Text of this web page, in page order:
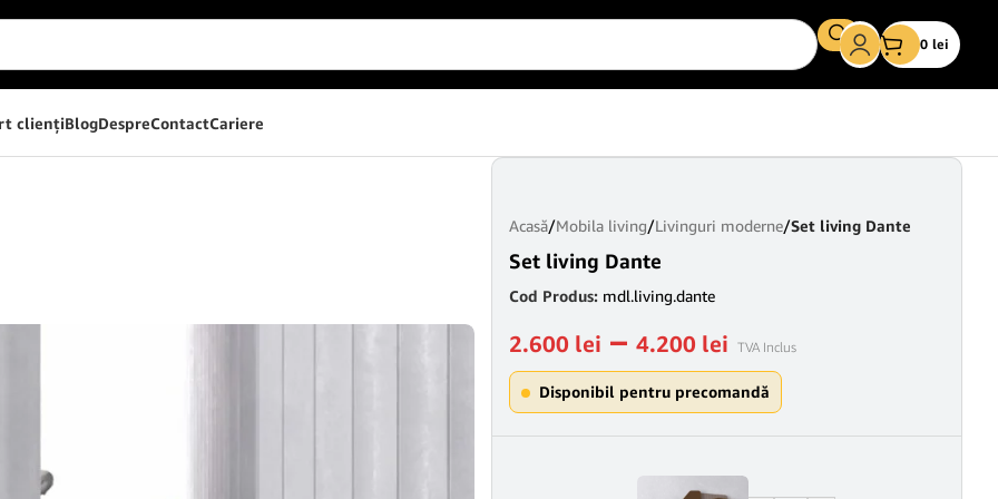
0 lei
clienţiBlogDespreContactCariere
Acasă/Mobila living/Livinguri moderne/Set living Dante
Set living Dante
Cod Produs: mdl.living.dante
2.600 lei – 4.200 lei TVA Inclus
Disponibil pentru precomandă
Comoda Dante